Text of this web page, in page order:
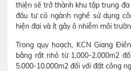
thiện sẽ trở thành khu tập trung
đầu tư có ngành nghề sử dụng
hiện đại và ít gây ô nhiễm môi
Trong quy hoạch, KCN Giang
bằng rất nhỏ từ 1.000-2.000m2
5.000-10.000m2 đối với đất công